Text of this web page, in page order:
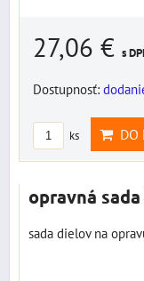
27,06 € s
Dostupnosť:
ks DO
opravná
sada dielov na